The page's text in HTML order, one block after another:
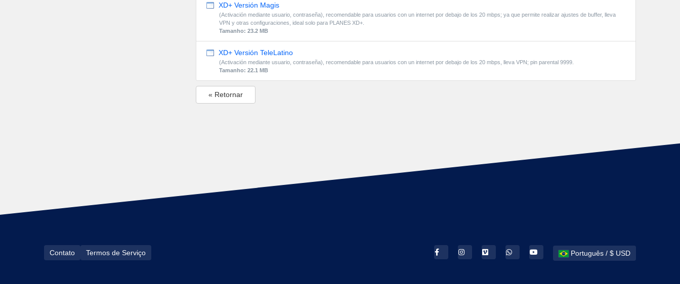
XD+ Versión Magis
(Activación mediante usuario, contraseña), recomendable para usuarios con un internet por debajo de los 20 mbps; ya que permite realizar ajustes de buffer, lleva
VPN y otras configuraciones, ideal solo para PLANES XD+.
Tamanho: 23.2 MB
XD+ Versión TeleLatino
(Activación mediante usuario, contraseña), recomendable para usuarios con un internet por debajo de los 20 mbps, lleva VPN; pin parental 9999.
Tamanho: 22.1 MB
« Retornar
Português / $ USD
Contato Termos de Serviço